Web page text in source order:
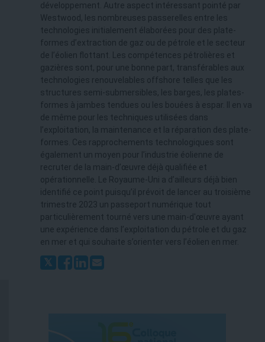
développement. Autre aspect intéressant pointé par
Westwood, les nombreuses passerelles entre les
technologies initialement élaborées pour des plate-
formes d’extraction de gaz ou de pétrole et le secteur
de l’éolien flottant. Les compétences pétrolières et
gazières sont, pour une bonne part, transférables aux
technologies renouvelables offshore telles que les
structures semi-submersibles, les barges, les plates-
formes à jambes tendues ou les bouées à espar. Il en va
de même pour les techniques utilisées dans
l’exploitation, la maintenance et la réparation des plate-
formes. Ces rapprochements technologiques sont
également un moyen pour l’industrie éolienne de
recruter de la main-d’œuvre déjà qualifiée et
opérationnelle. Le Royaume-Uni a d’ailleurs déjà bien
identifié ce point puisqu’il prévoit de lancer au troisième
trimestre 2023 un passeport numérique tout
particulièrement tourné vers une main-d'œuvre ayant
une expérience dans l’exploitation du pétrole et du gaz
en mer et qui souhaite s’orienter vers l’éolien en mer.